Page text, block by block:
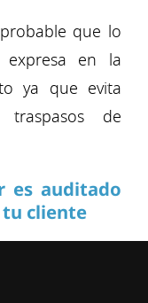
que lo
en la
ya que evita
de
es auditado
cliente